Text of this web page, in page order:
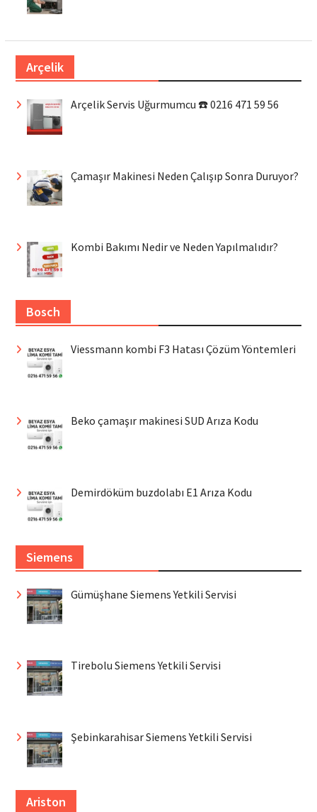
Arçelik
Arçelik Servis Uğurmumcu ☎️ 0216 471 59 56
Çamaşır Makinesi Neden Çalışıp Sonra Duruyor?
Kombi Bakımı Nedir ve Neden Yapılmalıdır?
Bosch
Viessmann kombi F3 Hatası Çözüm Yöntemleri
Beko çamaşır makinesi SUD Arıza Kodu
Demirdöküm buzdolabı E1 Arıza Kodu
Siemens
Gümüşhane Siemens Yetkili Servisi
Tirebolu Siemens Yetkili Servisi
Şebinkarahisar Siemens Yetkili Servisi
Ariston